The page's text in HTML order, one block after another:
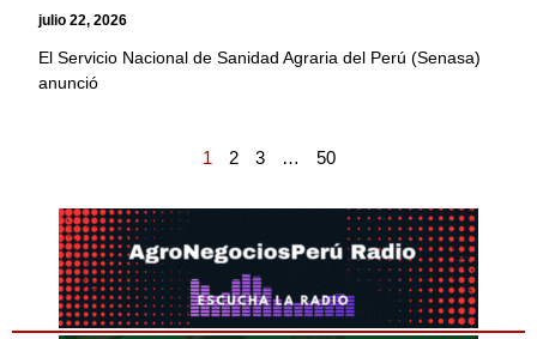
julio 22, 2026
El Servicio Nacional de Sanidad Agraria del Perú (Senasa)
anunció
1 2 3 … 50